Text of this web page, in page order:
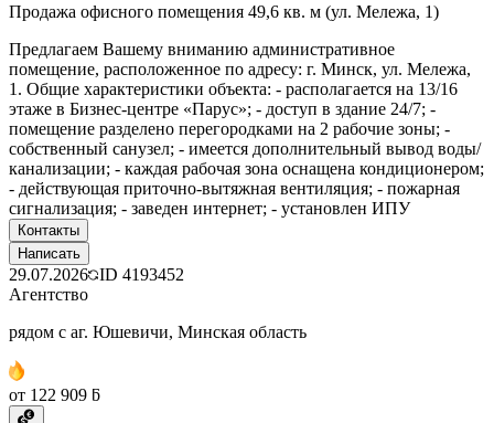
Продажа офисного помещения 49,6 кв. м (ул. Мележа, 1)
Предлагаем Вашему вниманию административное
помещение, расположенное по адресу: г. Минск, ул. Мележа,
1. Общие характеристики объекта: - располагается на 13/16
этаже в Бизнес-центре «Парус»; - доступ в здание 24/7; -
помещение разделено перегородками на 2 рабочие зоны; -
собственный санузел; - имеется дополнительный вывод воды/
канализации; - каждая рабочая зона оснащена кондиционером;
- действующая приточно-вытяжная вентиляция; - пожарная
сигнализация; - заведен интернет; - установлен ИПУ
Контакты
Написать
29.07.2026 ID 4193452
Агентство
рядом с аг. Юшевичи, Минская область
от 122 909 ƃ